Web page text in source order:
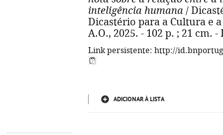
inteligência humana /
Dicastério para a Cultura e
A.O., 2025. - 102 p. ; 21 cm. -
Link persistente: http://
ADICIONAR À LISTA